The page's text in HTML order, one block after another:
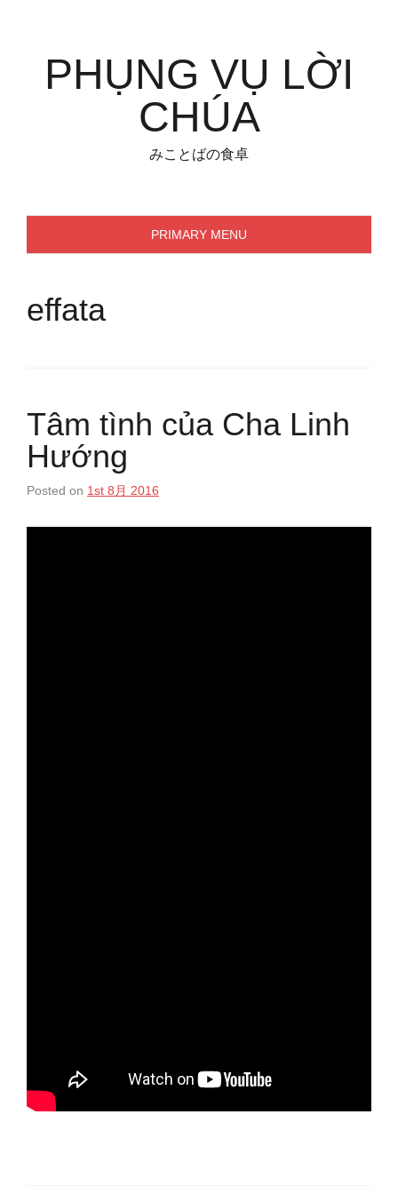
contentPHỤNG VỤ LỜI
CHÚA
みことばの食卓
PRIMARY MENU
effata
Tâm tình của Cha Linh
Hướng
Posted on 1st 8月 2016